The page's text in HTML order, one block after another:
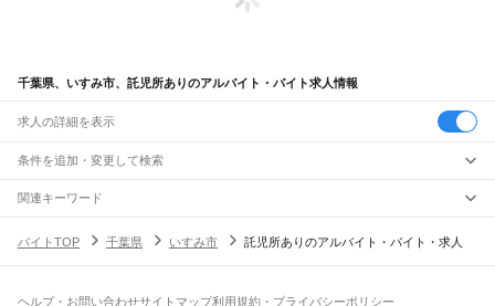
千葉県、いすみ市、託児所ありのアルバイト・バイト求人情報
求人の詳細を表示
条件を追加・変更して検索
市区町村を追加・変更
千葉県すべて
駅を追加・変更
南流山駅新松戸駅 新八柱駅 東松戸駅市川大野駅船橋法典駅 西船橋駅
飲食・フードサービス
関連キーワード
千葉県 市原市 託児所つき千葉県 流山市 託児所付き
バイトTOP 千葉県 いすみ市 託児所ありのアルバイト・バイト・求人
ヘルプ・お問い合わせサイトマップ利用規約・プライバシーポリシー